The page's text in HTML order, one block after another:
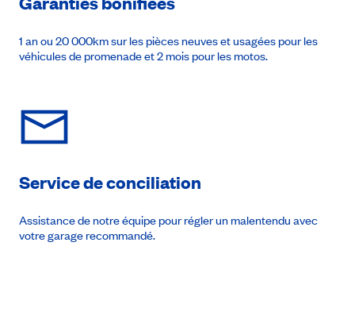
1 an ou 20 000km sur les pièces neuves et usagées pour les
véhicules de promenade et 2 mois pour les motos.
Service de conciliation
Assistance de notre équipe pour régler un malentendu avec
votre garage recommandé.